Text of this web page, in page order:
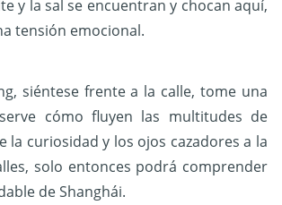
y la sal se encuentran y chocan aquí,
tensión emocional.
siéntese frente a la calle, tome una
cómo fluyen las multitudes de
la curiosidad y los ojos cazadores a la
solo entonces podrá comprender
de Shanghái.